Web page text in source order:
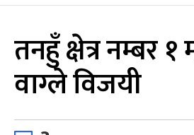
तनहुँ क्षेत्र नम्बर १
वाग्ले विजयी